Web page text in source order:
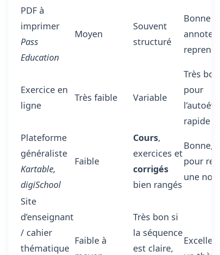
PDF à
imprimer
Pass
Education
Moyen
Souvent
structuré
Bonne
annoter
Exercice en
ligne
Très faible Variable
Très
pour
rapide
Plateforme
généraliste
Kartable,
digiSchool
Faible
Cours,
exercices et
corrigés
bien rangés
Bonne,
pour
une
Site
d’enseignant
/ cahier
thématique
Faible à
Très bon si
la séquence
est claire,